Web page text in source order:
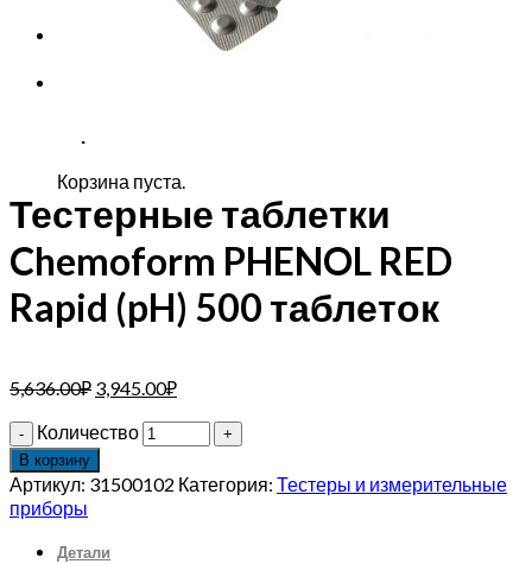
Корзина пуста.
Тестерные таблетки
Chemoform PHENOL RED
Rapid (pH) 500 таблеток
5,636.00₽ 3,945.00₽
Количество
В корзину
Артикул: 31500102 Категория: Тестеры и измерительные
приборы
Детали